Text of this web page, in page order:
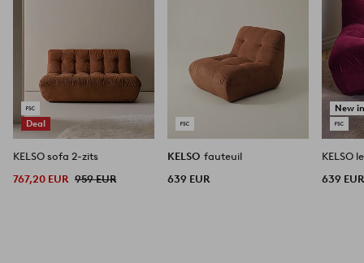
Deal
KELSO sofa 2-zits
767,20 EUR 959 EUR
KELSO fauteuil
639 EUR
New
KELSO
639 EUR